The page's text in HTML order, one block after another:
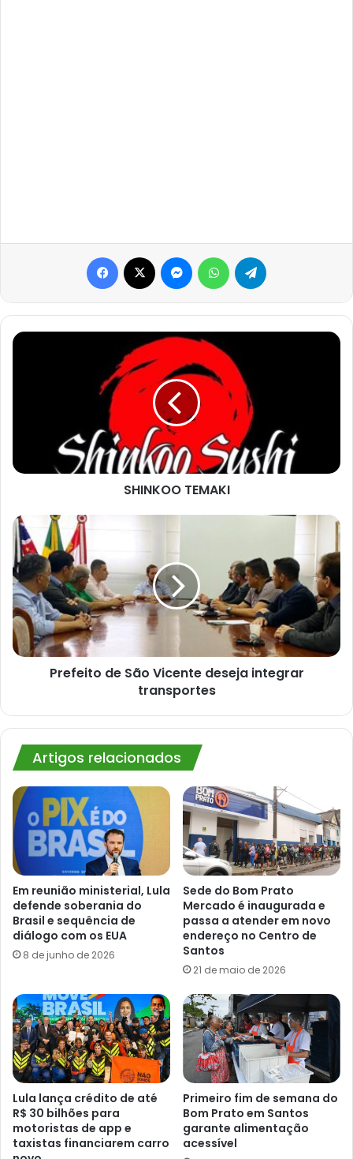
Facebook MessengerWhatsApp
SHINKOO
SHINKOO TEMAKI
Prefeito
de
São
Vicente
deseja
integrar
transportes
Prefeito de São Vicente deseja integrar
transportes
Artigos relacionados
Em reunião ministerial, Lula
defende soberania do
Brasil e sequência de
diálogo com os EUA
8 de junho de 2026
Sede do Bom Prato
Mercado é inaugurada e
passa a atender em novo
endereço no Centro de
Santos
21 de maio de 2026
Lula lança crédito de até
R$ 30 bilhões para
motoristas de app e
taxistas financiarem carro
Primeiro fim de semana do
Bom Prato em Santos
garante alimentação
acessível